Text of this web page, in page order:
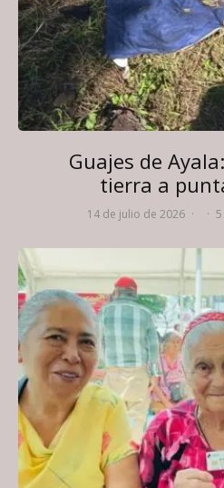
Guajes de
tierra a
14 de julio de 2026 · ·